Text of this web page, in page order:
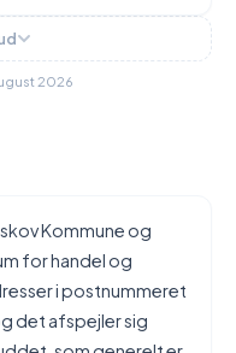
2026
Kommune og
for handel og
i postnummeret
det afspejler sig